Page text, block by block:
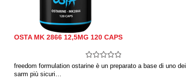
OSTA MK 2866 12,5MG 120 CAPS
freedom formulation ostarine è un preparato a base di uno dei
sarm più sicuri…